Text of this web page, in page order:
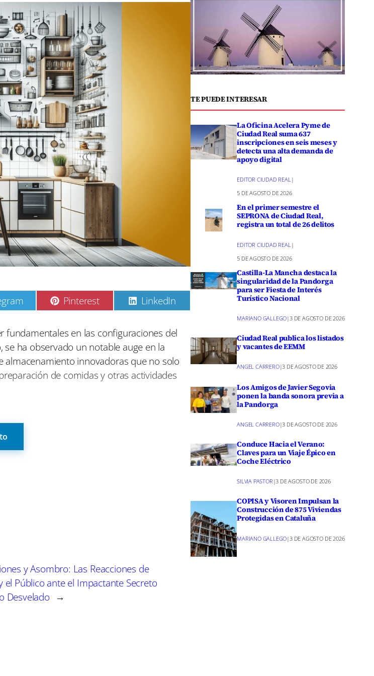
C
o
p
a
r
t
r
Pinterest C
o
p
a
r
t
i
r
LinkedIn
fundamentales en las configuraciones del
ha observado un notable auge en la
almacenamiento innovadoras que no solo
de comidas y otras actividades
más populares consiste en los
contribuye a simplificar los
que se convierten en licuadoras,
y Asombro: Las Reacciones de
el Público ante el Impactante Secreto
Desvelado →
TE PUEDE INTERESAR
La Oficina Acelera Pyme de
Ciudad Real suma 637
inscripciones en seis meses y
detecta una alta demanda de
apoyo digital
EDITOR CIUDAD REAL|
5 DE AGOSTO DE 2026
En el primer semestre el
SEPRONA de Ciudad Real,
registra un total de 26 delitos
EDITOR CIUDAD REAL |
5 DE AGOSTO DE 2026
Castilla-La Mancha destaca la
singularidad de la Pandorga
para ser Fiesta de Interés
Turístico Nacional
MARIANO GALLEGO|3 DE AGOSTO DE 2026
Ciudad Real publica los listados
y vacantes de EEMM
ANGEL CARRERO|3 DE AGOSTO DE 2026
Los Amigos de Javier Segovia
ponen la banda sonora previa a
la Pandorga
ANGEL CARRERO|3 DE AGOSTO DE 2026
Conduce Hacia el Verano:
Claves para un Viaje Épico en
Coche Eléctrico
SILVIA PASTOR |3 DE AGOSTO DE 2026
COPISA y Visoren Impulsan la
Construcción de 875 Viviendas
Protegidas en Cataluña
MARIANO GALLEGO|3 DE AGOSTO DE 2026